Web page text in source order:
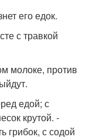
его едок.
с травкой
молоке, против
едой; с
крутой. -
грибок, с содой